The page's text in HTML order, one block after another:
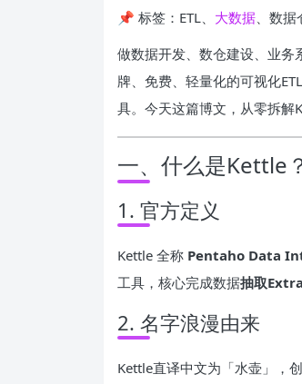
📌 标签：ETL、 大数据、数据
做数据开发、数仓建设、业务
牌、免费、轻量化的可视化
具。今天这篇博文，从零拆解
一、什么是Kettle
1. 官方定义
Kettle 全称 Pentaho Data
工具，核心完成数据抽取
2. 名字浪漫由来
Kettle直译中文为「水壶」，